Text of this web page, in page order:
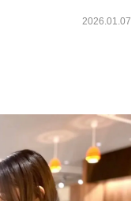
2026.01.07